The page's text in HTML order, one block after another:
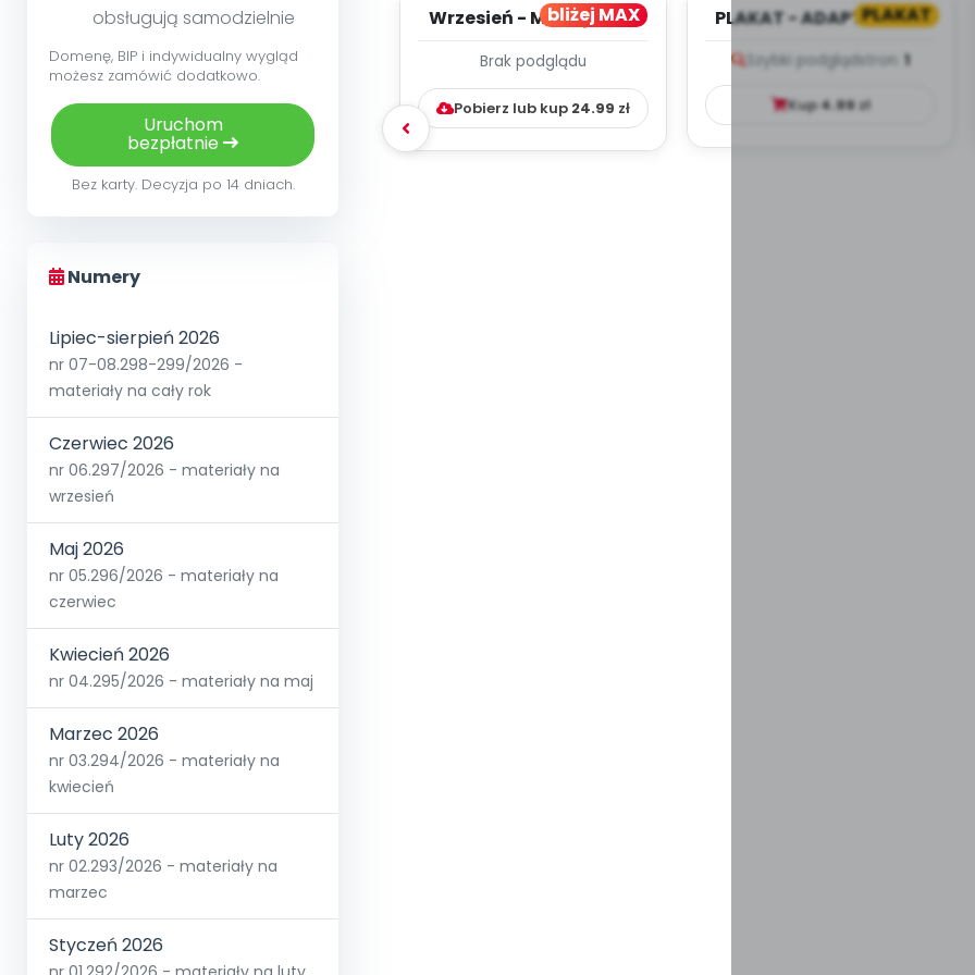
obsługują samodzielnie
Domenę, BIP i indywidualny wygląd
możesz zamówić dodatkowo.
Uruchom
bezpłatnie
Bez karty. Decyzja po 14 dniach.
Numery
Lipiec-sierpień 2026
nr 07-08.298-299/2026 -
materiały na cały rok
Czerwiec 2026
nr 06.297/2026 - materiały na
wrzesień
Maj 2026
nr 05.296/2026 - materiały na
czerwiec
Kwiecień 2026
nr 04.295/2026 - materiały na maj
Marzec 2026
nr 03.294/2026 - materiały na
kwiecień
Luty 2026
nr 02.293/2026 - materiały na
marzec
Styczeń 2026
bliżej MAX
Wrzesień - MIESIĘCZNY
WYCHOWAWCZO –
DYDAKTYC...
Brak podglądu
Pobierz lub kup 24.99 zł
PLAKAT
PLAKAT - ADAPTACJA -
Szybki podglądstron: 1
Kup4.99zł